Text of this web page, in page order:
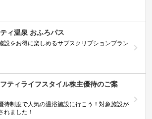
ィ温泉 おふろパス
設をお得に楽しめるサブスクリプションプラン
フティライフスタイル株主優待のご案
待制度で人気の温浴施設に行こう！対象施設が
れました！